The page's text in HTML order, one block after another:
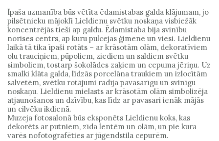
Īpaša uzmanība būs vētīta ēdamistabas galda klājumam, jo
pilsētnieku mājoklī Lieldienu svētku noskaņa visbiežāk
koncentrējās tieši ap galdu. Ēdamistaba bija svinību
norises centrs, ap kuru pulcējās ģimene un viesi. Lieldienu
laikā tā tika īpaši rotāts – ar krāsotām olām, dekoratīviem
olu trauciņiem, pūpoliem, ziediem un saldiem svētku
simboliem, tostarp šokolādes zaķiem un cepuma jēriņu. Uz
smalki klāta galda, līdzās porcelāna traukiem un izlocītām
salvetēm, svētku rotājumi radīja pavasarīgu un svinīgu
noskaņu. Lieldienu mielasts ar krāsotām olām simbolizēja
atjaunošanos un dzīvību, kas līdz ar pavasari ienāk mājās
un cilvēku ikdienā.
Muzeja fotosalonā būs eksponēts Lieldienu koks, kas
dekorēts ar putniem, zīda lentēm un olām, un pie kura
varēs nofotografēties ar jūgendstila cepurēm.